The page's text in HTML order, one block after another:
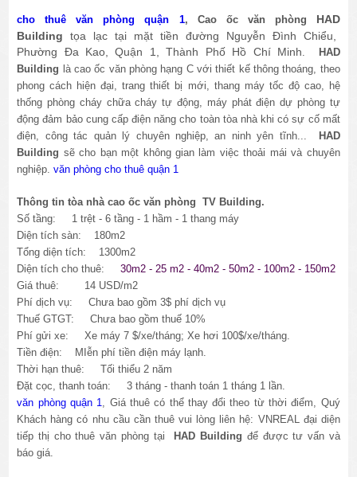
cho thuê văn phòng quận 1, Cao ốc văn phòng HAD
Building tọa lạc tại mặt tiền đường Nguyễn Đình Chiểu,
Phường Đa Kao, Quận 1, Thành Phố Hồ Chí Minh.
HAD
Building là cao ốc văn phòng hạng C với thiết kế thông thoáng, theo
phong cách hiện đại, trang thiết bị mới, thang máy tốc độ cao, hệ
thống phòng cháy chữa cháy tự động, máy phát điện dự phòng tự
động đảm bảo cung cấp điện năng cho toàn tòa nhà khi có sự cố mất
điện, công tác quản lý chuyên nghiệp, an ninh yên tĩnh...
HAD
Building sẽ cho bạn một không gian làm việc thoải mái và chuyên
nghiệp.văn phòng cho thuê quận 1
Thông tin tòa nhà cao ốc văn phòng TV Building.
Số tầng: 1 trệt - 6 tầng - 1 hầm - 1 thang máy
Diện tích sàn: 180m2
Tổng diện tích: 1300m2
Diện tích cho thuê:30m2 - 25 m2 - 40m2 - 50m2 - 100m2 - 150m2
Giá thuê: 14 USD/m2
Phí dịch vụ: Chưa bao gồm 3$ phí dịch vụ
Thuế GTGT: Chưa bao gồm thuế 10%
Phí gửi xe: Xe máy 7 $/xe/tháng; Xe hơi 100$/xe/tháng.
Tiền điện: MIễn phí tiền điện máy lạnh.
Thời hạn thuê: Tối thiểu 2 năm
Đặt cọc, thanh toán: 3 tháng - thanh toán 1 tháng 1 lần.
văn phòng quận 1, Giá thuê có thể thay đổi theo từ thời điểm, Quý
Khách hàng có nhu cầu cần thuê vui lòng liên hệ: VNREAL đại diện
tiếp thị cho thuê văn phòng tại
HAD Building để được tư vấn và
báo giá.